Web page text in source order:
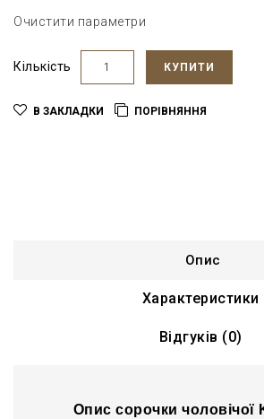
Очистити параметри
Кількість КУПИТИ
В ЗАКЛАДКИ ПОРІВНЯННЯ
Опис
Характеристики
Відгуків (0)
Опис сорочки чоловічої